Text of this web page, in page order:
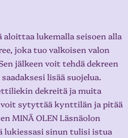
lukemalla seisoen alla
joka tuo valkoisen valon
jälkeen voit tehdä dekreen
lisää suojelua.
dekreitä ja muita
voit sytyttää kynttilän ja pitää
MINÄ OLEN Läsnäolon
lukiessasi sinun tulisi istua